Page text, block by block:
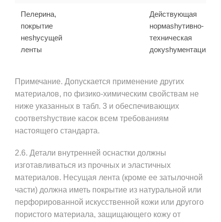
Пелерина,
покрытие
неshyсущей
ленты
Действующая
нормаshyтивно-
техническая
докуshyментация
Примечание. Допускается применение других
материалов, по физико-химическим свойствам не
ниже указанных в табл. 3 и обеспечивающих
соответshyствие касок всем требованиям
настоящего стандарта.
2.6. Детали внутренней оснастки должны
изготавливаться из прочных и эластичных
материалов. Несущая лента (кроме ее затылочной
части) должна иметь покрытие из натуральной или
перфорированной искусственной кожи или другого
пористого материала, защищающего кожу от